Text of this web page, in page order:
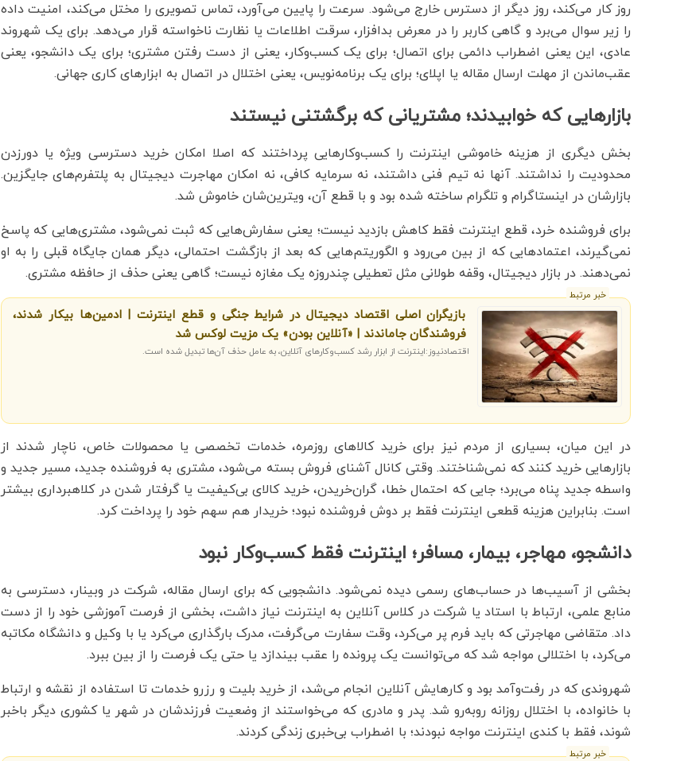
روز کار می‌کند، روز دیگر از دسترس خارج می‌شود. سرعت را پایین می‌آورد، تماس تصویری را مختل می‌کند، امنیت داده
را زیر سوال می‌برد و گاهی کاربر را در معرض بدافزار، سرقت اطلاعات یا نظارت ناخواسته قرار می‌دهد. برای یک شهروند
عادی، این یعنی اضطراب دائمی برای اتصال؛ برای یک کسب‌وکار، یعنی از دست رفتن مشتری؛ برای یک دانشجو، یعنی
عقب‌ماندن از مهلت ارسال مقاله یا اپلای؛ برای یک برنامه‌نویس، یعنی اختلال در اتصال به ابزارهای کاری جهانی.
بازارهایی که خوابیدند؛ مشتریانی که برگشتنی نیستند
بخش دیگری از هزینه خاموشی اینترنت را کسب‌وکارهایی پرداختند که اصلا امکان خرید دسترسی ویژه یا دورزدن
محدودیت را نداشتند. آنها نه تیم فنی داشتند، نه سرمایه کافی، نه امکان مهاجرت دیجیتال به پلتفرم‌های جایگزین.
بازارشان در اینستاگرام و تلگرام ساخته شده بود و با قطع آن، ویترین‌شان خاموش شد.
برای فروشنده خرد، قطع اینترنت فقط کاهش بازدید نیست؛ یعنی سفارش‌هایی که ثبت نمی‌شود، مشتری‌هایی که پاسخ
نمی‌گیرند، اعتمادهایی که از بین می‌رود و الگوریتم‌هایی که بعد از بازگشت احتمالی، دیگر همان جایگاه قبلی را به او
نمی‌دهند. در بازار دیجیتال، وقفه طولانی مثل تعطیلی چندروزه یک مغازه نیست؛ گاهی یعنی حذف از حافظه مشتری.
خبر مرتبط
بازیگران اصلی اقتصاد دیجیتال در شرایط جنگی و قطع اینترنت | ادمین‌ها بیکار شدند،
فروشندگان جاماندند | «آنلاین بودن» یک مزیت لوکس شد
اقتصادنیوز:اینترنت از ابزار رشد کسب‌وکارهای آنلاین، به عامل حذف آن‌ها تبدیل شده است.
در این میان، بسیاری از مردم نیز برای خرید کالاهای روزمره، خدمات تخصصی یا محصولات خاص، ناچار شدند از
بازارهایی خرید کنند که نمی‌شناختند. وقتی کانال آشنای فروش بسته می‌شود، مشتری به فروشنده جدید، مسیر جدید و
واسطه جدید پناه می‌برد؛ جایی که احتمال خطا، گران‌خریدن، خرید کالای بی‌کیفیت یا گرفتار شدن در کلاهبرداری بیشتر
است. بنابراین هزینه قطعی اینترنت فقط بر دوش فروشنده نبود؛ خریدار هم سهم خود را پرداخت کرد.
دانشجو، مهاجر، بیمار، مسافر؛ اینترنت فقط کسب‌وکار نبود
بخشی از آسیب‌ها در حساب‌های رسمی دیده نمی‌شود. دانشجویی که برای ارسال مقاله، شرکت در وبینار، دسترسی به
منابع علمی، ارتباط با استاد یا شرکت در کلاس آنلاین به اینترنت نیاز داشت، بخشی از فرصت آموزشی خود را از دست
داد. متقاضی مهاجرتی که باید فرم پر می‌کرد، وقت سفارت می‌گرفت، مدرک بارگذاری می‌کرد یا با وکیل و دانشگاه مکاتبه
می‌کرد، با اختلالی مواجه شد که می‌توانست یک پرونده را عقب بیندازد یا حتی یک فرصت را از بین ببرد.
شهروندی که در رفت‌وآمد بود و کارهایش آنلاین انجام می‌شد، از خرید بلیت و رزرو خدمات تا استفاده از نقشه و ارتباط
با خانواده، با اختلال روزانه روبه‌رو شد. پدر و مادری که می‌خواستند از وضعیت فرزندشان در شهر یا کشوری دیگر باخبر
شوند، فقط با کندی اینترنت مواجه نبودند؛ با اضطراب بی‌خبری زندگی کردند.
خبر مرتبط